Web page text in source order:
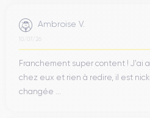
Ambroise V.
10/07/26
Franchement super content ! J'ai
chez eux et rien à redire, il est
changée ...